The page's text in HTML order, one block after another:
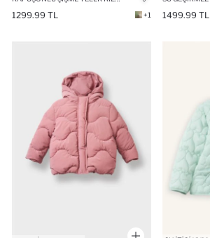
1299.99 TL +1 1499.99 TL